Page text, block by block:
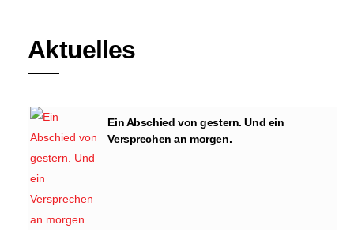
Aktuelles
Ein Abschied von gestern. Und ein
Versprechen an morgen.